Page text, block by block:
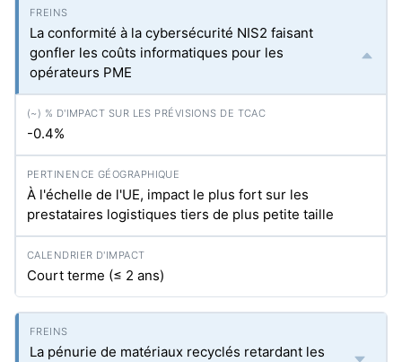
La conformité à la cybersécurité NIS2 faisant
gonfler les coûts informatiques pour les
opérateurs PME
-0.4%
À l'échelle de l'UE, impact le plus fort sur les
prestataires logistiques tiers de plus petite taille
Court terme (≤ 2 ans)
La pénurie de matériaux recyclés retardant les